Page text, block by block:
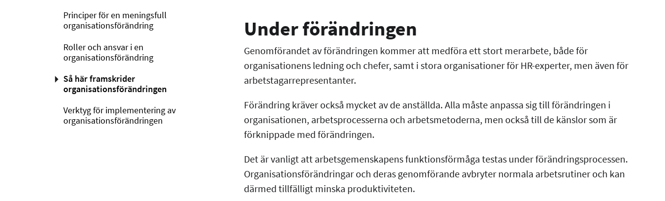
Under förändringen
Genomförandet av förändringen kommer att medföra ett stort merarbete, både för
organisationens ledning och chefer, samt i stora organisationer för HR-experter, men även för
arbetstagarrepresentanter.
Förändring kräver också mycket av de anställda. Alla måste anpassa sig till förändringen i
organisationen, arbetsprocesserna och arbetsmetoderna, men också till de känslor som är
förknippade med förändringen.
Det är vanligt att arbetsgemenskapens funktionsförmåga testas under förändringsprocessen.
Organisationsförändringar och deras genomförande avbryter normala arbetsrutiner och kan
därmed tillfälligt minska produktiviteten.
Principer för en meningsfull
organisationsförändring
Roller och ansvar i en
organisationsförändring
Så här framskrider
organisationsförändringen
Verktyg för implementering av
organisationsförändringen